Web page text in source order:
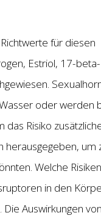
für diesen
Estriol, 17-
oder werden
das Risiko
herausgegeben, um
Welche
in den
Auswirkungen von